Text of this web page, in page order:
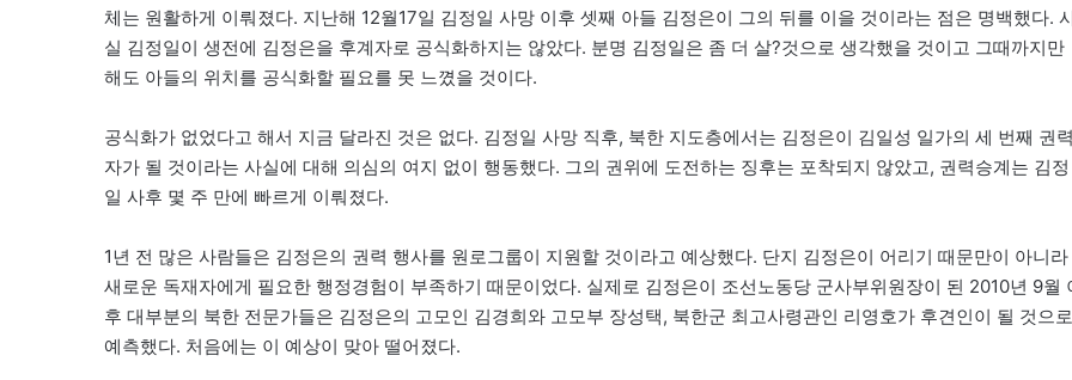
체는 원활하게 이뤄졌다. 지난해 12월17일 김정일 사망 이후 셋째 아들 김정은이 그의 뒤를 이을 것이라는 점은 명백했다.
실 김정일이 생전에 김정은을 후계자로 공식화하지는 않았다. 분명 김정일은 좀 더 살?것으로 생각했을 것이고 그때까지만
해도 아들의 위치를 공식화할 필요를 못 느꼈을 것이다.
공식화가 없었다고 해서 지금 달라진 것은 없다. 김정일 사망 직후, 북한 지도층에서는 김정은이 김일성 일가의 세 번째 권력
자가 될 것이라는 사실에 대해 의심의 여지 없이 행동했다. 그의 권위에 도전하는 징후는 포착되지 않았고, 권력승계는 김정
일 사후 몇 주 만에 빠르게 이뤄졌다.
1년 전 많은 사람들은 김정은의 권력 행사를 원로그룹이 지원할 것이라고 예상했다. 단지 김정은이 어리기 때문만이 아니라
새로운 독재자에게 필요한 행정경험이 부족하기 때문이었다. 실제로 김정은이 조선노동당 군사부위원장이 된 2010년 9월
후 대부분의 북한 전문가들은 김정은의 고모인 김경희와 고모부 장성택, 북한군 최고사령관인 리영호가 후견인이 될 것으로
예측했다. 처음에는 이 예상이 맞아 떨어졌다.